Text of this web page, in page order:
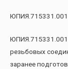
резьбовых
заранее